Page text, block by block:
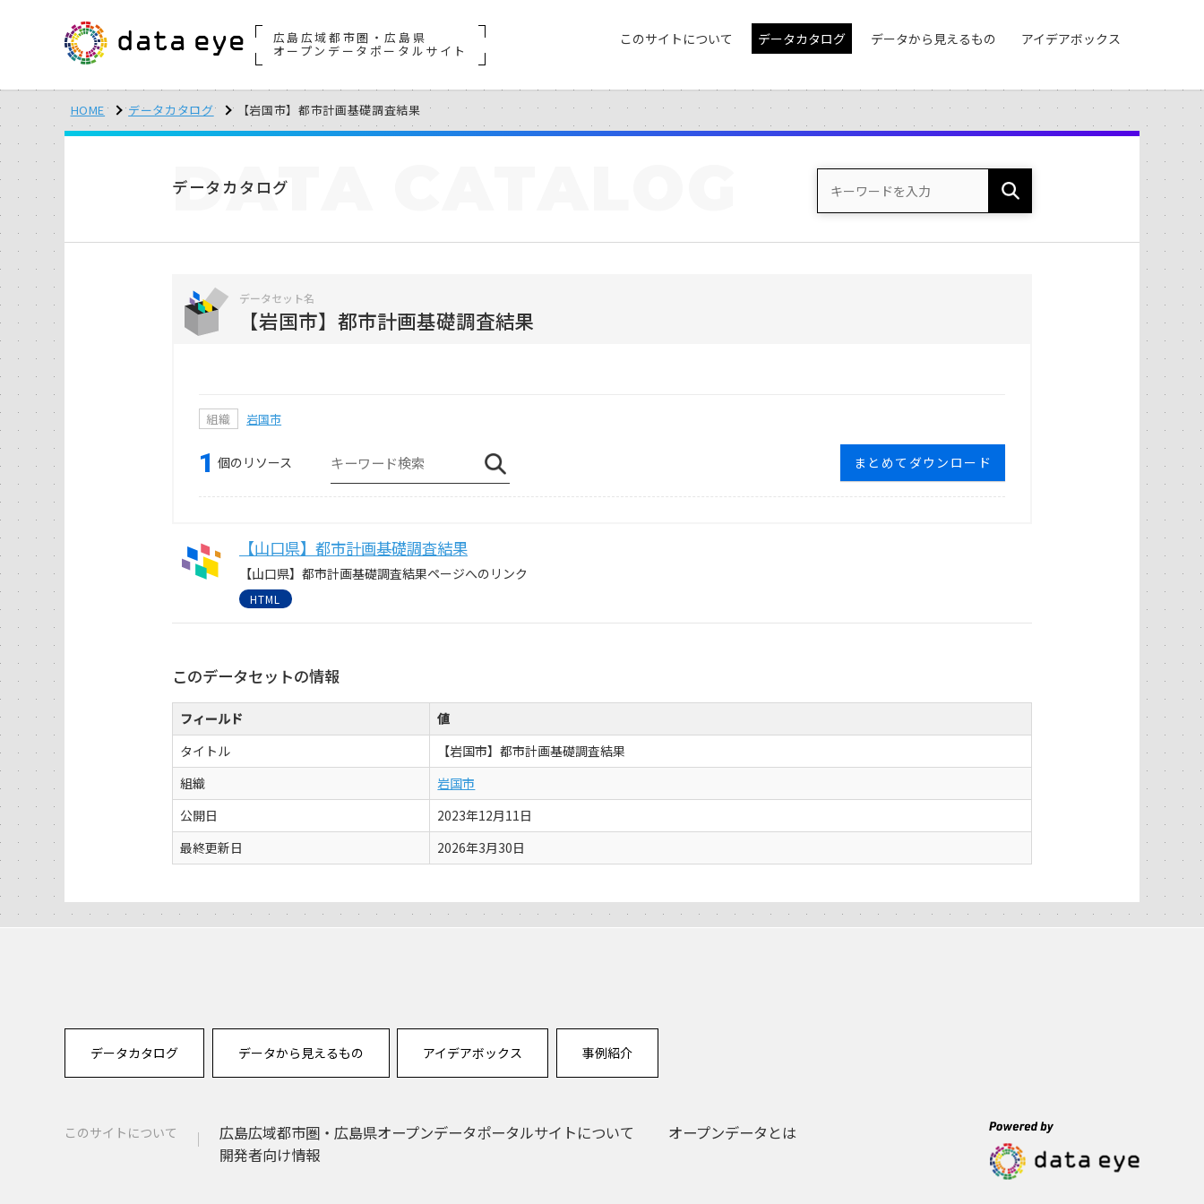
広島広域都市圏・広島県
オープンデータポータルサイト
このサイトについて データカタログ データから見えるもの アイデアボックス
HOME データカタログ 【岩国市】都市計画基礎調査結果
データカタログ
DATA
データセット名
【岩国市】都市計画基礎調査結果
組織 岩国市
1 個のリソース まとめてダウンロード
【山口県】都市計画基礎調査結果
【山口県】都市計画基礎調査結果ページへのリンク
HTML
このデータセットの情報
フィールド
値
タイトル
【岩国市】都市計画基礎調査結果
組織
岩国市
公開日
2023年12月11日
最終更新日
2026年3月30日
データカタログ データから見えるもの アイデアボックス 事例紹介
このサイトについて 広島広域都市圏・広島県オープンデータポータルサイトについて
オープンデータとは
開発者向け情報